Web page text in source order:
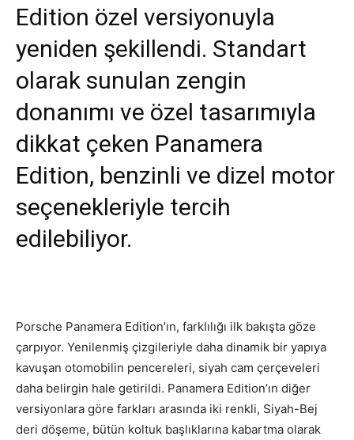
Edition özel versiyonuyla
yeniden şekillendi. Standart
olarak sunulan zengin
donanımı ve özel tasarımıyla
dikkat çeken Panamera
Edition, benzinli ve dizel motor
seçenekleriyle tercih
edilebiliyor.
Porsche Panamera Edition’ın, farklılığı ilk bakışta göze
çarpıyor. Yenilenmiş çizgileriyle daha dinamik bir yapıya
kavuşan otomobilin pencereleri, siyah cam çerçeveleri
daha belirgin hale getirildi. Panamera Edition’ın diğer
versiyonlara göre farkları arasında iki renkli, Siyah-Bej
deri döşeme, bütün koltuk başlıklarına kabartma olarak